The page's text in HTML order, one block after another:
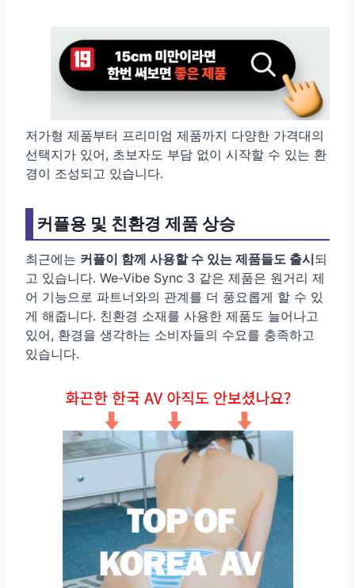
저가형 제품부터 프리미엄 제품까지 다양한 가격대의
선택지가 있어, 초보자도 부담 없이 시작할 수 있는 환
경이 조성되고 있습니다.
커플용 및 친환경 제품 상승
최근에는 커플이 함께 사용할 수 있는 제품들도 출시되
고 있습니다. We-Vibe Sync 3 같은 제품은 원거리 제
어 기능으로 파트너와의 관계를 더 풍요롭게 할 수 있
게 해줍니다. 친환경 소재를 사용한 제품도 늘어나고
있어, 환경을 생각하는 소비자들의 수요를 충족하고
있습니다.